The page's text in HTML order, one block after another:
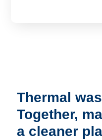
Thermal
Together,
a cleaner